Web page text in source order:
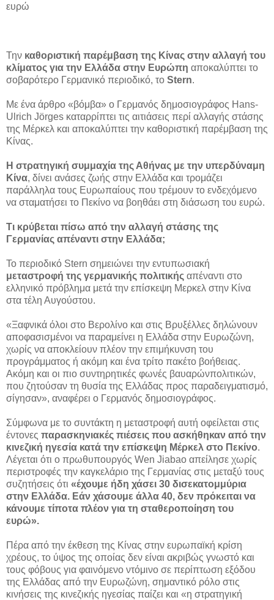
ευρώ
Την καθοριστική παρέμβαση της Κίνας στην αλλαγή του
κλίματος για την Ελλάδα στην Ευρώπη αποκαλύπτει το
σοβαρότερο Γερμανικό περιοδικό, το Stern.
Με ένα άρθρο «βόμβα» o Γερμανός δημοσιογράφος Hans-
Ulrich Jörges καταρρίπτει τις αιτιάσεις περί αλλαγής στάσης
της Μέρκελ και αποκαλύπτει την καθοριστική παρέμβαση της
Κίνας.
Η στρατηγική συμμαχία της Αθήνας με την υπερδύναμη
Κίνα, δίνει ανάσες ζωής στην Ελλάδα και τρομάζει
παράλληλα τους Ευρωπαίους που τρέμουν το ενδεχόμενο
να σταματήσει το Πεκίνο να βοηθάει στη διάσωση του ευρώ.
Τι κρύβεται πίσω από την αλλαγή στάσης της
Γερμανίας απέναντι στην Ελλάδα;
Το περιοδικό Stern σημειώνει την εντυπωσιακή
μεταστροφή της γερμανικής πολιτικής απέναντι στο
ελληνικό πρόβλημα μετά την επίσκεψη Μερκελ στην Κίνα
στα τέλη Αυγούστου.
«Ξαφνικά όλοι στο Βερολίνο και στις Βρυξέλλες δηλώνουν
αποφασισμένοι να παραμείνει η Ελλάδα στην Ευρωζώνη,
χωρίς να αποκλείουν πλέον την επιμήκυνση του
προγράμματος ή ακόμη και ένα τρίτο πακέτο βοήθειας.
Ακόμη και οι πιο συντηρητικές φωνές βαυαρώνπολιτικών,
που ζητούσαν τη θυσία της Ελλάδας προς παραδειγματισμό,
σίγησαν», αναφέρει ο Γερμανός δημοσιογράφος.
Σύμφωνα με το συντάκτη η μεταστροφή αυτή οφείλεται στις
έντονες παρασκηνιακές πιέσεις που ασκήθηκαν από την
κινεζική ηγεσία κατά την επίσκεψη Μέρκελ στο Πεκίνο.
Λέγεται ότι ο πρωθυπουργός Wen Jiabao απείλησε χωρίς
περιστροφές την καγκελάριο της Γερμανίας στις μεταξύ τους
συζητήσεις ότι «έχουμε ήδη χάσει 30 δισεκατομμύρια
στην Ελλάδα. Εάν χάσουμε άλλα 40, δεν πρόκειται να
κάνουμε τίποτα πλέον για τη σταθεροποίηση του
ευρώ».
Πέρα από την έκθεση της Κίνας στην ευρωπαϊκή κρίση
χρέους, το ύψος της οποίας δεν είναι ακριβώς γνωστό και
τους φόβους για φαινόμενο ντόμινο σε περίπτωση εξόδου
της Ελλάδας από την Ευρωζώνη, σημαντικό ρόλο στις
κινήσεις της κινεζικής ηγεσίας παίζει και «η στρατηγική